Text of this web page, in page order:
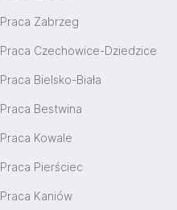
Praca Zabrzeg
Praca Czechowice-Dziedzice
Praca Bielsko-Biała
Praca Bestwina
Praca Kowale
Praca Pierściec
Praca Kaniów